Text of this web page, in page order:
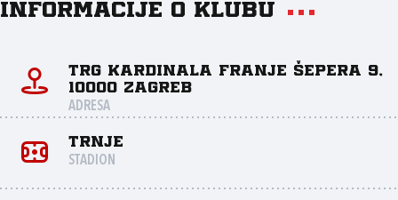
Informacije o klubu
Trg kardinala Franje Šepera 9,
10000 Zagreb
ADRESA
Trnje
STADION